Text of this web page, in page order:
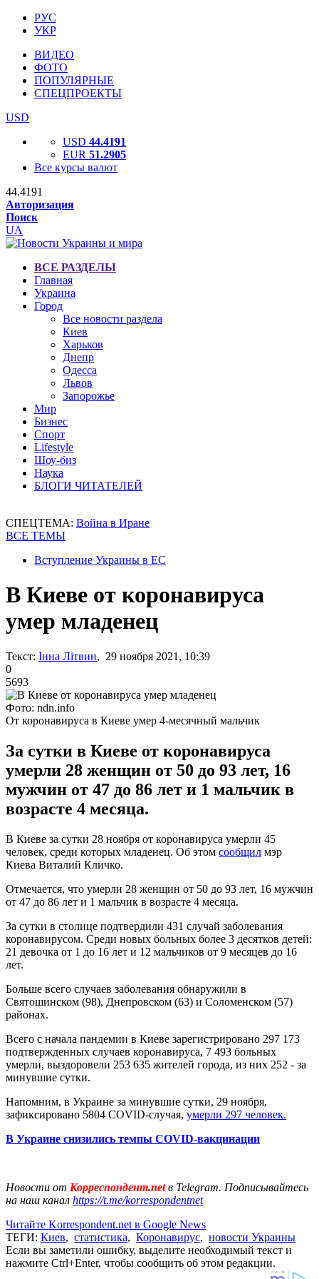
РУС
УКР
ВИДЕО
ФОТО
ПОПУЛЯРНЫЕ
СПЕЦПРОЕКТЫ
USD
USD 44.4191
EUR 51.2905
Все курсы валют
44.4191
Авторизация
Поиск
UA
ВСЕ РАЗДЕЛЫ
Главная
Украина
Город
Все новости раздела
Киев
Харьков
Днепр
Одесса
Львов
Запорожье
Мир
Бизнес
Спорт
Lifestyle
Шоу-биз
Наука
БЛОГИ ЧИТАТЕЛЕЙ
СПЕЦТЕМА: Война в Иране
ВСЕ ТЕМЫ
Вступление Украины в ЕС
В Киеве от коронавируса
умер младенец
Текст: Інна Літвин, 29 ноября 2021, 10:39
0
5693
Фото: ndn.info
От коронавируса в Киеве умер 4-месячный мальчик
За сутки в Киеве от коронавируса
умерли 28 женщин от 50 до 93 лет, 16
мужчин от 47 до 86 лет и 1 мальчик в
возрасте 4 месяца.
В Киеве за сутки 28 ноября от коронавируса умерли 45
человек, среди которых младенец. Об этом сообщил мэр
Киева Виталий Кличко.
Отмечается, что умерли 28 женщин от 50 до 93 лет, 16 мужчин
от 47 до 86 лет и 1 мальчик в возрасте 4 месяца.
За сутки в столице подтвердили 431 случай заболевания
коронавирусом. Среди новых больных более 3 десятков детей:
21 девочка от 1 до 16 лет и 12 мальчиков от 9 месяцев до 16
лет.
Больше всего случаев заболевания обнаружили в
Святошинском (98), Днепровском (63) и Соломенском (57)
районах.
Всего с начала пандемии в Киеве зарегистрировано 297 173
подтвержденных случаев коронавируса, 7 493 больных
умерли, выздоровели 253 635 жителей города, из них 252 - за
минувшие сутки.
Напомним, в Украине за минувшие сутки, 29 ноября,
зафиксировано 5804 COVID-случая, умерли 297 человек.
В Украине снизились темпы COVID-вакцинации
Новости от Корреспондент.netв Telegram. Подписывайтесь
на наш канал https://t.me/korrespondentnet
Читайте Korrespondent.net в Google News
ТЕГИ: Киев, статистика, Коронавирус, новости Украины
Если вы заметили ошибку, выделите необходимый текст и
нажмите Ctrl+Enter, чтобы сообщить об этом редакции.